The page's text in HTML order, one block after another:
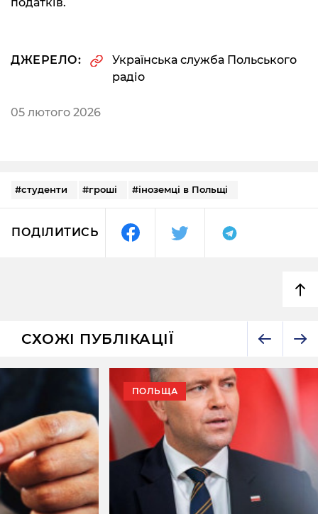
ДЖЕРЕЛО:
Українська служба Польського
радіо
05 лютого 2026
#студенти #гроші #іноземці в Польщі
ПОДІЛИТИСЬ
СХОЖІ ПУБЛІКАЦІЇ